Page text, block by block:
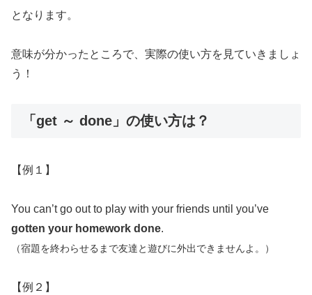
となります。
意味が分かったところで、実際の使い方を見ていきましょ
う！
「get ～ done」の使い方は？
【例１】
You can’t go out to play with your friends until you’ve
gotten your homework done.
（宿題を終わらせるまで友達と遊びに外出できませんよ。）
【例２】